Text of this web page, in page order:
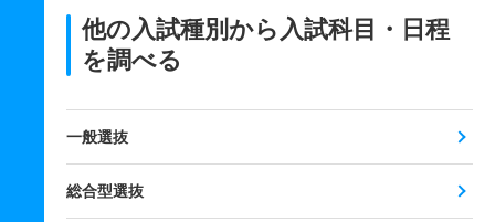
他の入試種別から入試科目・日程
を調べる
一般選抜
総合型選抜